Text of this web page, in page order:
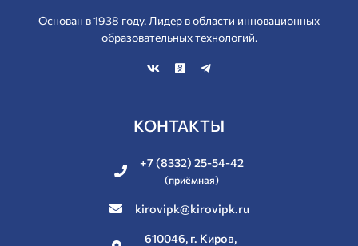
Основан в 1938 году. Лидер в области инновационных
образовательных технологий.
КОНТАКТЫ
+7 (8332) 25-54-42
(приёмная)
kirovipk@kirovipk.ru
610046, г. Киров,